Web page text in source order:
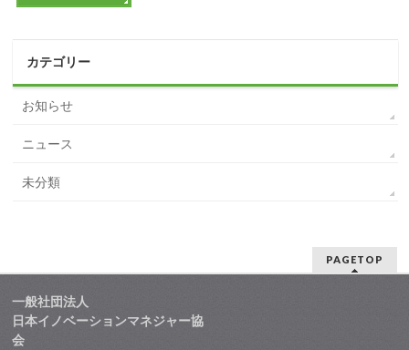
カテゴリー
お知らせ
ニュース
未分類
PAGETOP
一般社団法人
日本イノベーションマネジャー協
会